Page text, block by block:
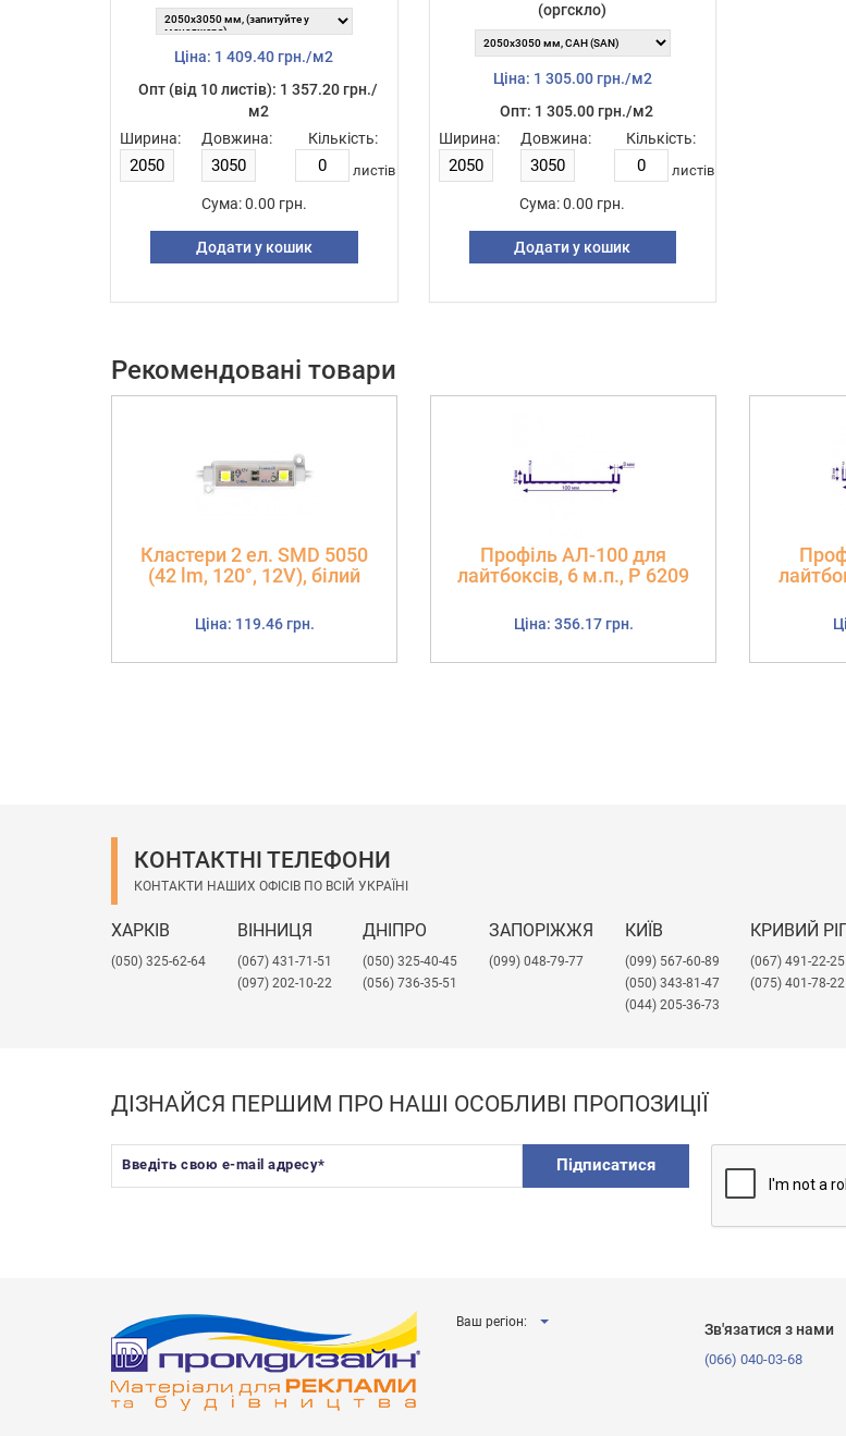
Ціна: 1 409.40 грн./м2
Опт (від 10 листiв): 1 357.20 грн./
м2
Ширина:
Довжина: Кількість:
листiв
Сума: 0.00 грн.
Додати у кошик
(оргскло)
Ціна: 1 305.00 грн./м2
Опт: 1 305.00 грн./м2
Ширина:
Довжина: Кількість:
листiв
Сума: 0.00 грн.
Додати у кошик
Рекомендовані товари
Кластери 2 ел. SMD 5050
(42 lm, 120°, 12V), білий
Ціна: 119.46 грн.
Профіль АЛ-100 для
лайтбоксів, 6 м.п., Р 6209
Ціна: 356.17 грн.
КОНТАКТНІ ТЕЛЕФОНИ
КОНТАКТИ НАШИХ ОФІСІВ ПО ВСІЙ УКРАЇНІ
ХАРКІВ
(050) 325-62-64
ВІННИЦЯ
(067) 431-71-51
(097) 202-10-22
ДНІПРО
(050) 325-40-45
(056) 736-35-51
ЗАПОРІЖЖЯ
(099) 048-79-77
КИЇВ
(099) 567-60-89
(050) 343-81-47
(044) 205-36-73
КРИВИЙ
(067) 491-22-25
(075) 401-78-22
ДІЗНАЙСЯ ПЕРШИМ ПРО НАШІ ОСОБЛИВІ ПРОПОЗИЦІЇ
Введіть свою e-mail адресу* Підписатися
Ваш регіон: Зв'язатися з нами
(066) 040-03-68